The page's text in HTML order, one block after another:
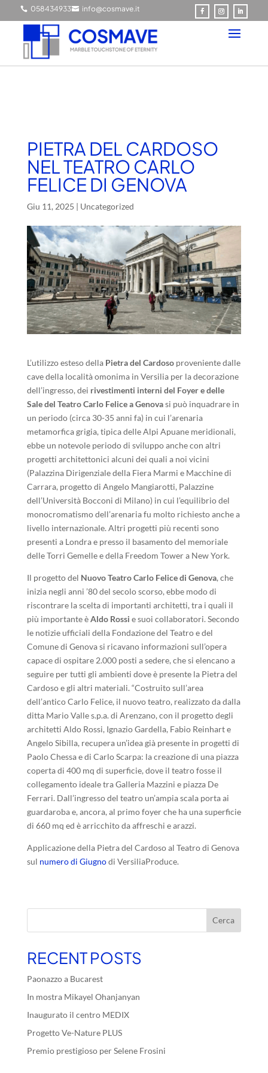
 0584349337 info@cosmave.it
PIETRA DEL CARDOSO
NEL TEATRO CARLO
FELICE DI GENOVA
Giu 11, 2025 | Uncategorized
L’utilizzo esteso della Pietra del Cardosoproveniente dalle
cave della località omonima in Versilia per la decorazione
dell’ingresso, dei rivestimenti interni del Foyer e delle
Sale del Teatro Carlo Felice a Genovasi può inquadrare in
un periodo (circa 30-35 anni fa) in cui l’arenaria
metamorfica grigia, tipica delle Alpi Apuane meridionali,
ebbe un notevole periodo di sviluppo anche con altri
progetti architettonici alcuni dei quali a noi vicini
(Palazzina Dirigenziale della Fiera Marmi e Macchine di
Carrara, progetto di Angelo Mangiarotti, Palazzine
dell’Università Bocconi di Milano) in cui l’equilibrio del
monocromatismo dell’arenaria fu molto richiesto anche a
livello internazionale. Altri progetti più recenti sono
presenti a Londra e presso il basamento del memoriale
delle Torri Gemelle e della Freedom Tower a New York.
Il progetto del Nuovo Teatro Carlo Felice di Genova, che
inizia negli anni ’80 del secolo scorso, ebbe modo di
riscontrare la scelta di importanti architetti, tra i quali il
più importante èAldo Rossi e suoi collaboratori. Secondo
le notizie ufficiali della Fondazione del Teatro e del
Comune di Genova si ricavano informazioni sull’opera
capace di ospitare 2.000 posti a sedere, che si elencano a
seguire per tutti gli ambienti dove è presente la Pietra del
Cardoso e gli altri materiali. “Costruito sull’area
dell’antico Carlo Felice, il nuovo teatro, realizzato da dalla
ditta Mario Valle s.p.a. di Arenzano, con il progetto degli
architetti Aldo Rossi, Ignazio Gardella, Fabio Reinhart e
Angelo Sibilla, recupera un’idea già presente in progetti di
Paolo Chessa e di Carlo Scarpa: la creazione di una piazza
coperta di 400 mq di superficie, dove il teatro fosse il
collegamento ideale tra Galleria Mazzini e piazza De
Ferrari. Dall’ingresso del teatro un’ampia scala porta ai
guardaroba e, ancora, al primo foyer che ha una superficie
di 660 mq ed è arricchito da affreschi e arazzi.
Applicazione della Pietra del Cardoso al Teatro di Genova
sul numero di Giugnodi VersiliaProduce.
Cerca
RECENT POSTS
Paonazzo a Bucarest
In mostra Mikayel Ohanjanyan
Inaugurato il centro MEDIX
Progetto Ve-Nature PLUS
Premio prestigioso per Selene Frosini